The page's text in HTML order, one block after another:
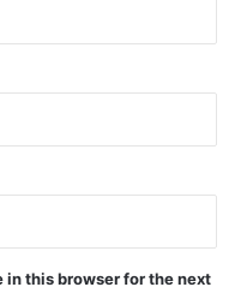
in this browser for the next